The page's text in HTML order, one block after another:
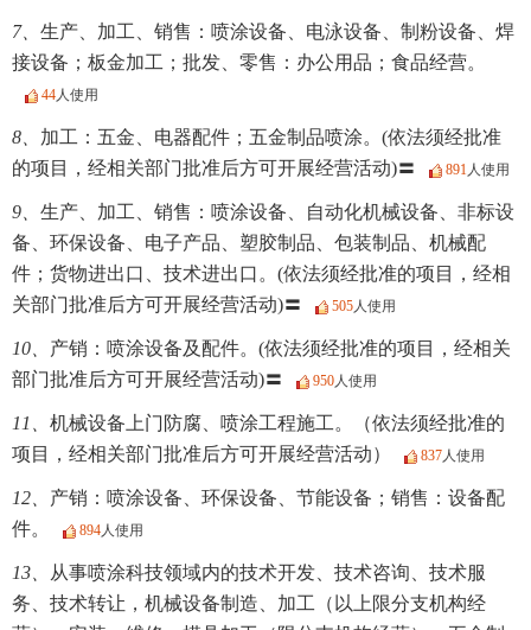
7、 生产、加工、销售：喷涂设备、电泳设备、制粉设备、焊
接设备；板金加工；批发、零售：办公用品；食品经营。
44人使用
8、 加工：五金、电器配件；五金制品喷涂。(依法须经批准
的项目，经相关部门批准后方可开展经营活动)〓
891人使用
9、 生产、加工、销售：喷涂设备、自动化机械设备、非标设
备、环保设备、电子产品、塑胶制品、包装制品、机械配
件；货物进出口、技术进出口。(依法须经批准的项目，经相
关部门批准后方可开展经营活动)〓
505人使用
10、 产销：喷涂设备及配件。(依法须经批准的项目，经相关
部门批准后方可开展经营活动)〓
950人使用
11、 机械设备上门防腐、喷涂工程施工。（依法须经批准的
项目，经相关部门批准后方可开展经营活动）
837人使用
12、 产销：喷涂设备、环保设备、节能设备；销售：设备配
件。
894人使用
13、
从事喷涂科技领域内的技术开发、技术咨询、技术服
务、技术转让，机械设备制造、加工（以上限分支机构经